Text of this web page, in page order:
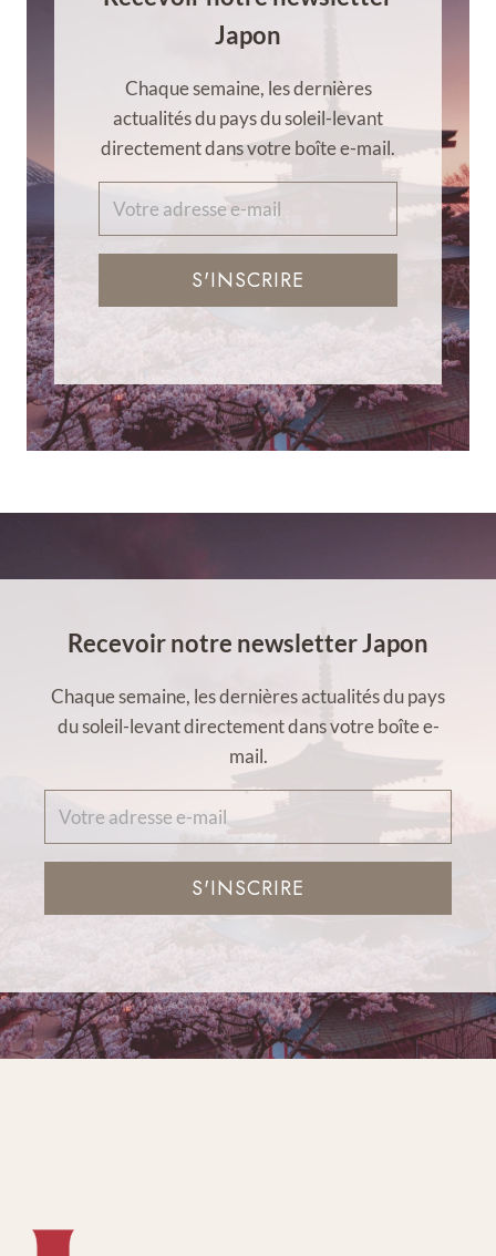
Japon
Chaque semaine, les dernières
actualités du pays du soleil-levant
directement dans votre boîte e-mail.
S'INSCRIRE
Recevoir notre newsletter Japon
Chaque semaine, les dernières actualités du pays
du soleil-levant directement dans votre boîte e-
mail.
S'INSCRIRE